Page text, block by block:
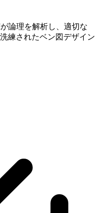
論理を解析し、適切な
練されたベン図デザイン